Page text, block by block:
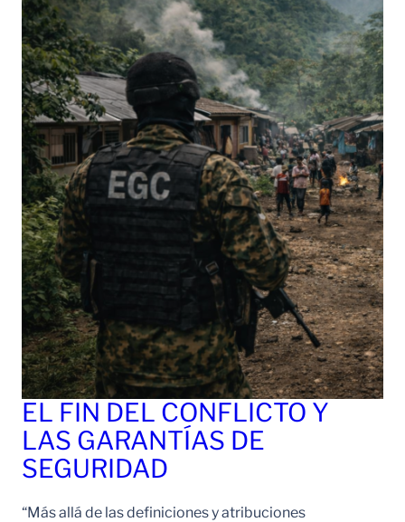
EL FIN DEL CONFLICTO Y
LAS GARANTÍAS DE
SEGURIDAD
“Más allá de las definiciones y atribuciones